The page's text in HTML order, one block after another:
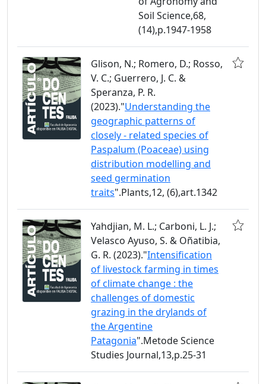
Soil Science,68,
(14),p.1947-1958
Glison, N.; Romero, D.; Rosso,
V. C.; Guerrero, J. C. &
Speranza, P. R.
(2023)."Understanding the
geographic patterns of
closely - related species of
Paspalum (Poaceae) using
distribution modelling and
seed germination
traits".Plants,12, (6),art.1342
Yahdjian, M. L.; Carboni, L. J.;
Velasco Ayuso, S. & Oñatibia,
G. R. (2023)."Intensification
of livestock farming in times
of climate change : the
challenges of domestic
grazing in the drylands of
the Argentine
Patagonia".Metode Science
Studies Journal,13,p.25-31